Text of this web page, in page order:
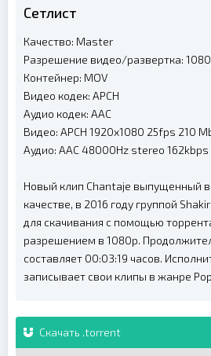
Сетлист
Качество: Master
Разрешение видео/развертка:
Контейнер: MOV
Видео кодек: APCH
Аудио кодек: AAC
Видео: APCH 1920x1080 25fps 210
Аудио: AAC 48000Hz stereo 162kbps
Новый клип Chantaje выпущенный
качестве, в 2016 году группой
для скачивания с помощью
разрешением в 1080p.
составляет 00:03:19 часов.
записывает свои клипы в жанре
Скачать .torrent